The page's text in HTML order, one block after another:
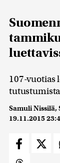
107-vuotias
Samuli Nissilä,
19.11.2015